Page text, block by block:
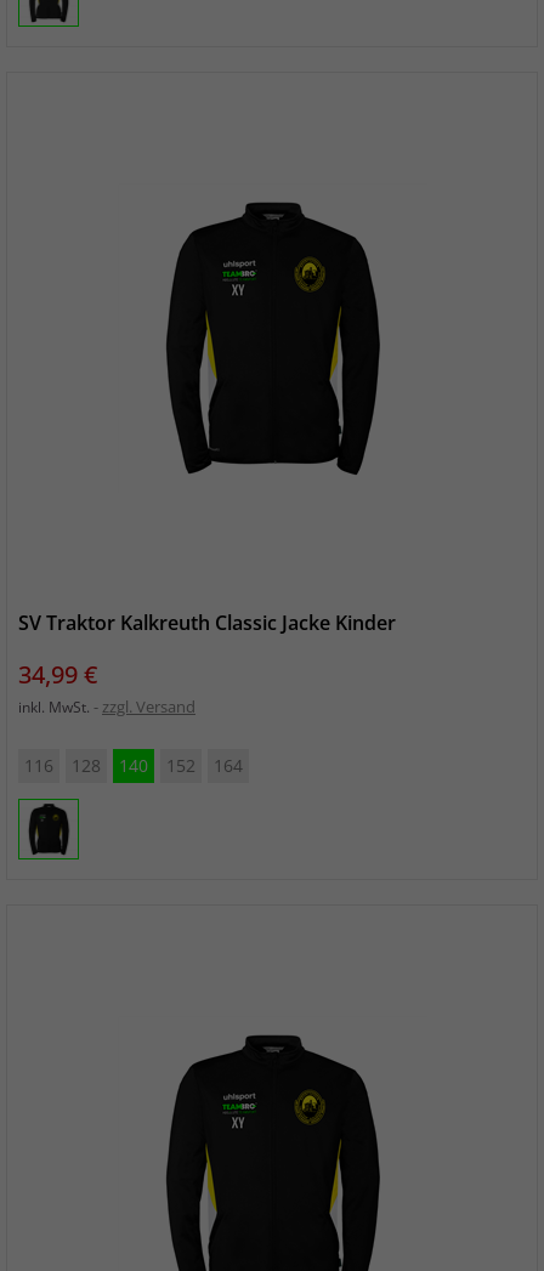
SV Traktor Kalkreuth Classic Jacke Kinder
Preis
34,99 €
inkl. MwSt. zzgl. Versand
116 128 140 152 164